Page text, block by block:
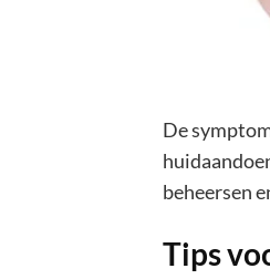
De
beheersen
Tips